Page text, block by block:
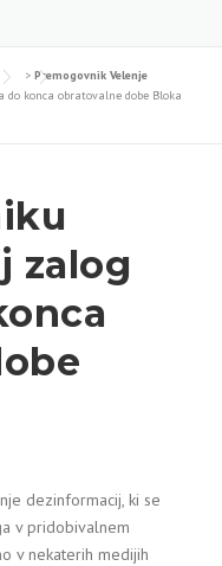
> Premogovnik Velenje
do konca obratovalne dobe Bloka
zalog
dezinformacij, ki se
v pridobivalnem
v nekaterih medijih